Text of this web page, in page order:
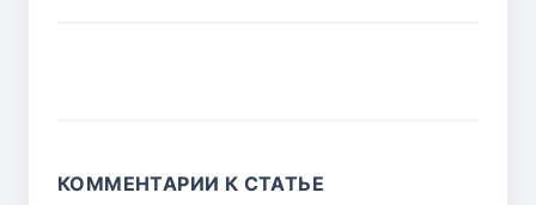
КОММЕНТАРИИ К СТАТЬЕ